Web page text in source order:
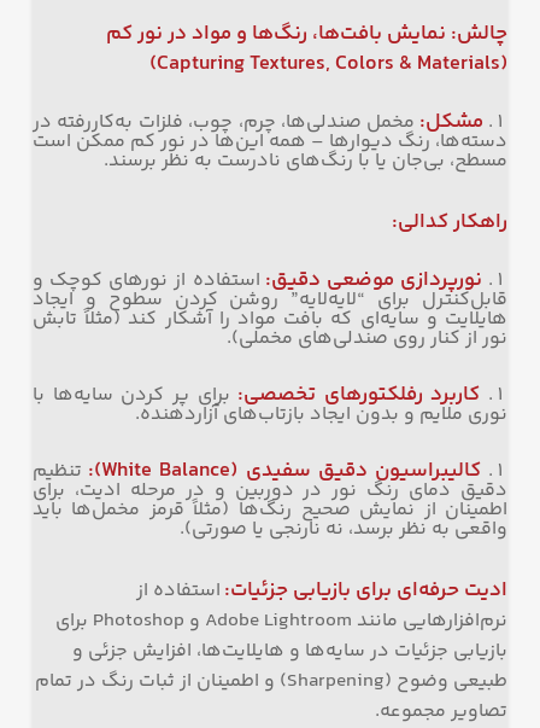
چالش: نمایش بافت‌ها، رنگ‌ها و مواد در نور کم
(Capturing Textures, Colors & Materials)
مشکل: مخمل صندلی‌ها، چرم، چوب، فلزات به‌کاررفته در
دسته‌ها، رنگ دیوارها – همه این‌ها در نور کم ممکن است
مسطح، بی‌جان یا با رنگ‌های نادرست به نظر برسند.
راهکار کدالی:
نورپردازی موضعی دقیق: استفاده از نورهای کوچک و
قابل‌کنترل برای “لایه‌لایه” روشن کردن سطوح و ایجاد
هایلایت و سایه‌ای که بافت مواد را آشکار کند (مثلاً تابش
نور از کنار روی صندلی‌های مخملی).
کاربرد رفلکتورهای تخصصی: برای پر کردن سایه‌ها با
نوری ملایم و بدون ایجاد بازتاب‌های آزاردهنده.
کالیبراسیون دقیق سفیدی (White Balance): تنظیم
دقیق دمای رنگ نور در دوربین و در مرحله ادیت، برای
اطمینان از نمایش صحیح رنگ‌ها (مثلاً قرمز مخمل‌ها باید
واقعی به نظر برسد، نه نارنجی یا صورتی).
ادیت حرفه‌ای برای بازیابی جزئیات: استفاده از
نرم‌افزارهایی مانند Adobe Lightroom و Photoshop برای
بازیابی جزئیات در سایه‌ها و هایلایت‌ها، افزایش جزئی و
طبیعی وضوح (Sharpening) و اطمینان از ثبات رنگ در تمام
تصاویر مجموعه.